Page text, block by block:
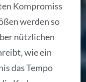
Kompromiss
werden so
nützlichen
wie ein
das Tempo